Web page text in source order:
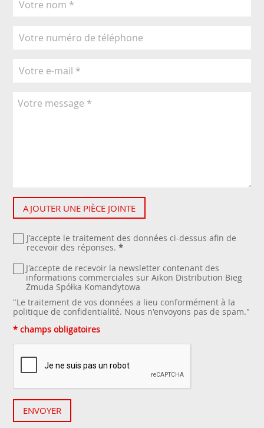
AJOUTER UNE PIÈCE JOINTE
J'accepte le traitement des données ci-dessus afin de
recevoir des réponses. *
J'accepte de recevoir la newsletter contenant des
informations commerciales sur Aikon Distribution Bieg
Żmuda Spółka Komandytowa
"Le traitement de vos données a lieu conformément à la
politique de confidentialité. Nous n'envoyons pas de spam."
* champs obligatoires
ENVOYER